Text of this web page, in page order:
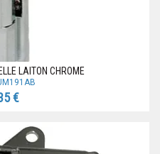
LAITON CHROME
€